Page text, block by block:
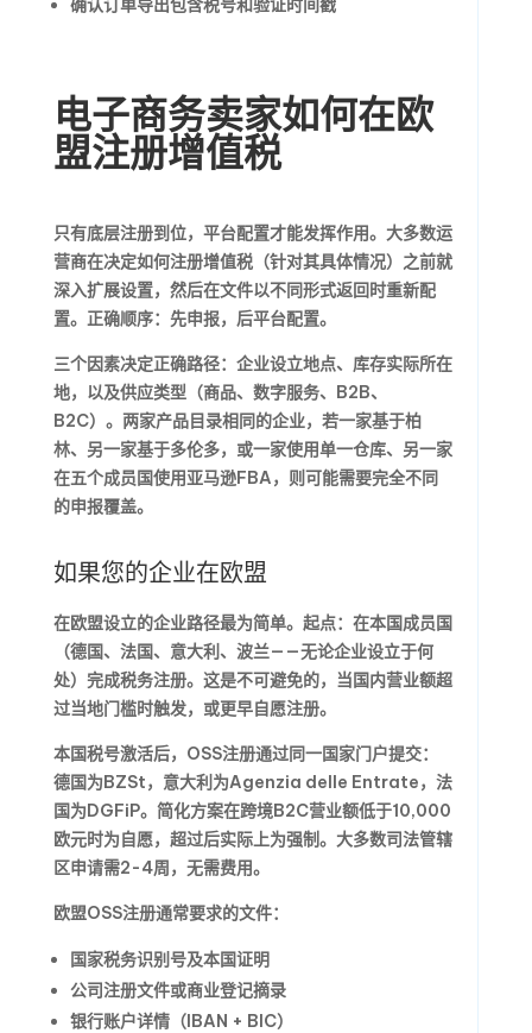
确认订单导出包含税号和验证时间戳
电子商务卖家如何在欧
盟注册增值税
只有底层注册到位，平台配置才能发挥作用。大多数运
营商在决定如何注册增值税（针对其具体情况）之前就
深入扩展设置，然后在文件以不同形式返回时重新配
置。正确顺序：先申报，后平台配置。
三个因素决定正确路径：企业设立地点、库存实际所在
地，以及供应类型（商品、数字服务、B2B、
B2C）。两家产品目录相同的企业，若一家基于柏
林、另一家基于多伦多，或一家使用单一仓库、另一家
在五个成员国使用亚马逊FBA，则可能需要完全不同
的申报覆盖。
如果您的企业在欧盟
在欧盟设立的企业路径最为简单。起点：在本国成员国
（德国、法国、意大利、波兰——无论企业设立于何
处）完成税务注册。这是不可避免的，当国内营业额超
过当地门槛时触发，或更早自愿注册。
本国税号激活后，OSS注册通过同一国家门户提交：
德国为BZSt，意大利为Agenzia delle Entrate，法
国为DGFiP。简化方案在跨境B2C营业额低于10,000
欧元时为自愿，超过后实际上为强制。大多数司法管辖
区申请需2-4周，无需费用。
欧盟OSS注册通常要求的文件：
国家税务识别号及本国证明
公司注册文件或商业登记摘录
银行账户详情（IBAN + BIC）